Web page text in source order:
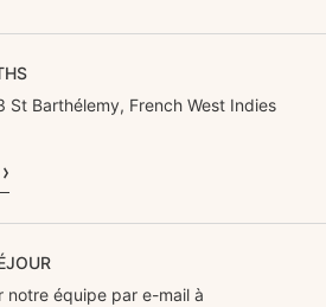
St Barthélemy, French West Indies
notre équipe par e-mail à